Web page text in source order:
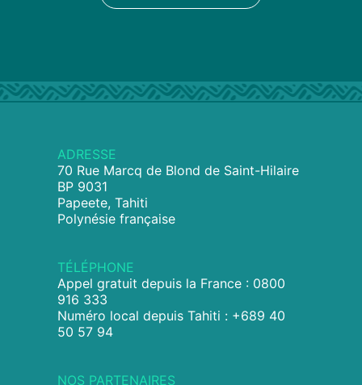
ADRESSE
70 Rue Marcq de Blond de Saint-Hilaire
BP 9031
Papeete, Tahiti
Polynésie française
TÉLÉPHONE
Appel gratuit depuis la France : 0800
916 333
Numéro local depuis Tahiti : +689 40
50 57 94
NOS PARTENAIRES